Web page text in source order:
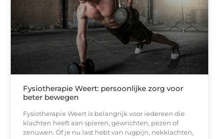
Fysiotherapie Weert: persoonlijke zorg voor
beter bewegen
Fysiotherapie Weert is belangrijk voor iedereen die
klachten heeft aan spieren, gewrichten, pezen of
zenuwen. Of je nu last hebt van rugpijn, nekklachten,